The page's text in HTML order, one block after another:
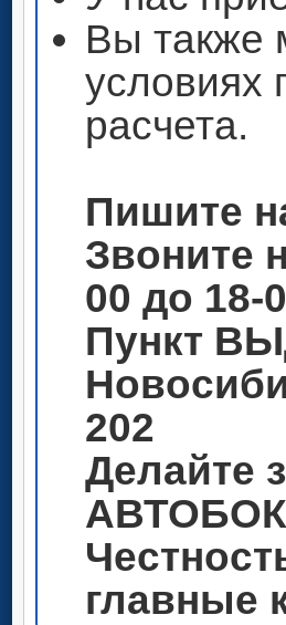
Вы также
условиях
расчета.
Пишите
Звоните
00 до 18-
Пункт
202
Делайте
главные